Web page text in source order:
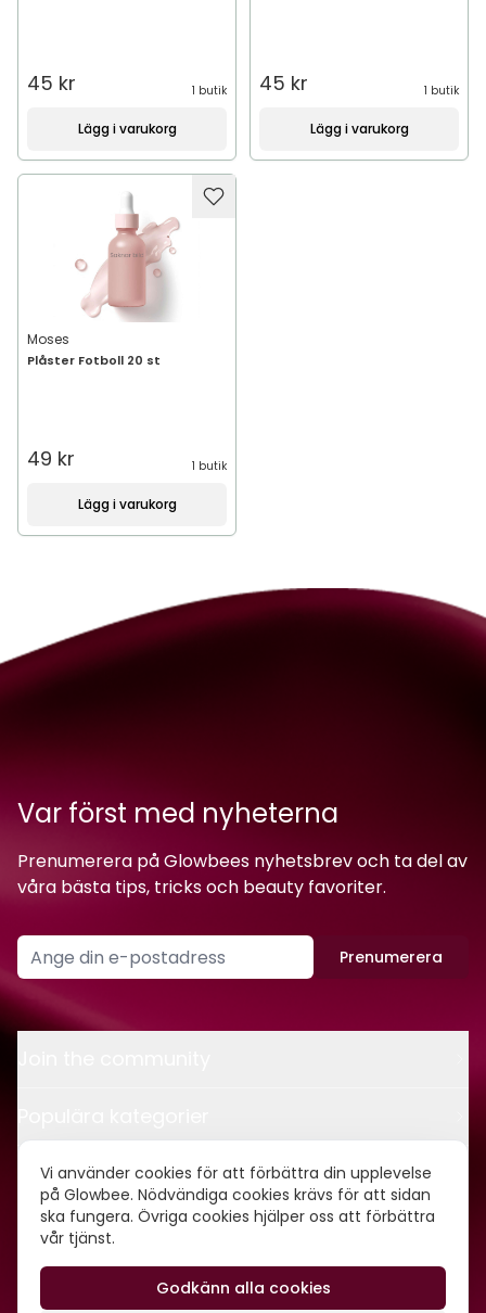
Vi använder cookies för att förbättra din upplevelse
på Glowbee. Nödvändiga cookies krävs för att sidan
ska fungera. Övriga cookies hjälper oss att förbättra
vår tjänst.
Godkänn alla cookies
45 kr 1 butik
Lägg i varukorg
45 kr 1 butik
Lägg i varukorg
Moses
Plåster Fotboll 20 st
49 kr 1 butik
Lägg i varukorg
Var först med nyheterna
Prenumerera på Glowbees nyhetsbrev och ta del av
våra bästa tips, tricks och beauty favoriter.
Prenumerera
Kontakt
Om oss
©2026Glowbee AB • Org.nr: 559540-5837